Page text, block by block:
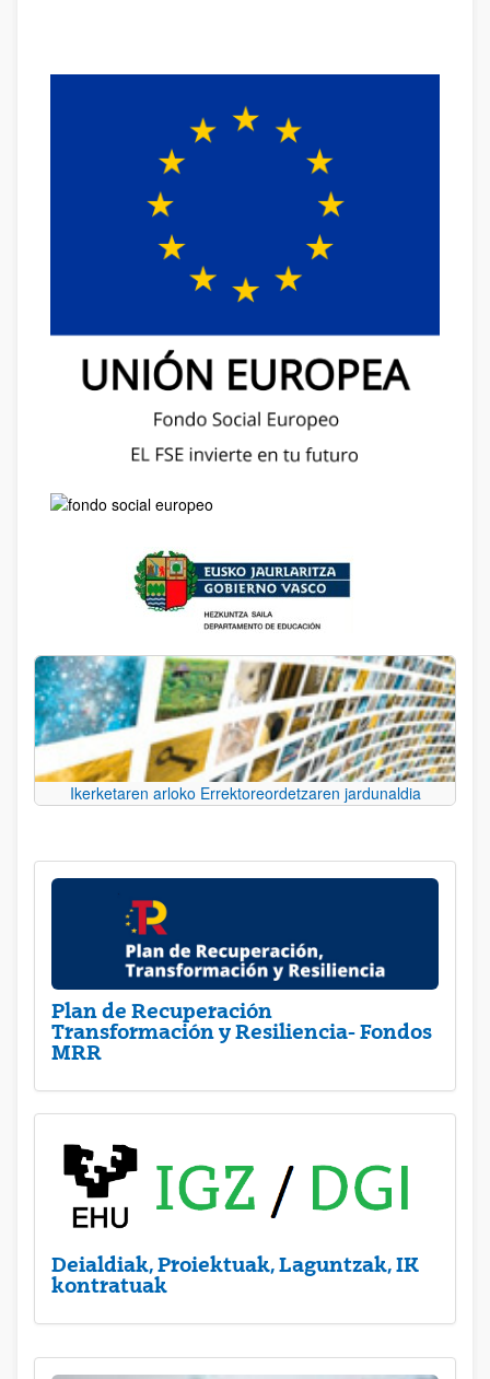
Ikerketaren arloko Errektoreordetzaren jardunaldia
Plan de Recuperación
Transformación y Resiliencia- Fondos
MRR
Deialdiak, Proiektuak, Laguntzak, IK
kontratuak